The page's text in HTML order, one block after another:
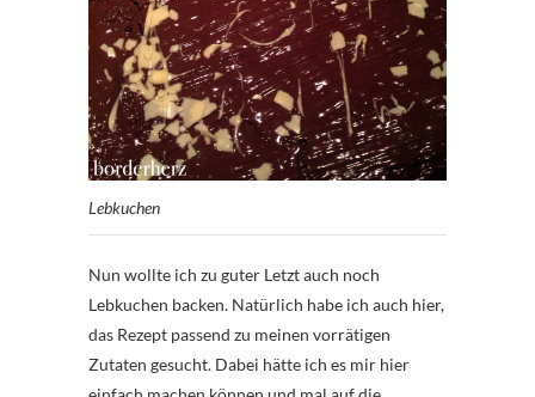
Lebkuchen
Nun wollte ich zu guter Letzt auch noch
Lebkuchen backen. Natürlich habe ich auch hier,
das Rezept passend zu meinen vorrätigen
Zutaten gesucht. Dabei hätte ich es mir hier